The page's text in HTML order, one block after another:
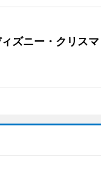
ズニー・クリスマ